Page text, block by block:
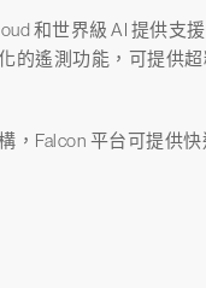
和世界級 AI 提供支
的遙測功能，可提供
，Falcon 平台可提供